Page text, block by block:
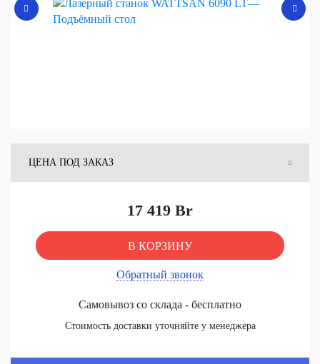
ЦЕНА ПОД ЗАКАЗ
17 419 Br
В КОРЗИНУ
Обратный звонок
Самовывоз со склада - бесплатно
Стоимость доставки уточняйте у менеджера